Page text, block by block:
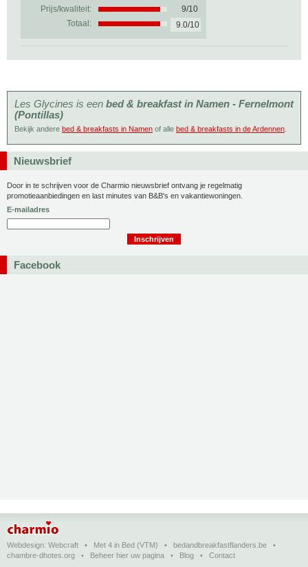
Prijs/kwaliteit:
9/10
Totaal:
9.0/10
Les Glycines is een bed & breakfast in Namen - Fernelmont
(Pontillas)
Bekijk andere bed & breakfasts in Namen of alle bed & breakfasts in de Ardennen
Nieuwsbrief
Door in te schrijven voor de Charmio nieuwsbrief ontvang je regelmatig
promotieaanbiedingen en last minutes van B&B's en vakantiewoningen.
E-mailadres
Facebook
Webdesign: Webcraft • Met 4 in Bed (VTM) • bedandbreakfastflanders.be •
chambre-dhotes.org • Beheer hier uw pagina • Blog • Contact